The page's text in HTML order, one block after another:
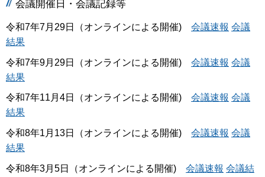
会議開催日・会議記録等
令和7年7月29日（オンラインによる開催) 会議速報 会議
結果
令和7年9月29日（オンラインによる開催) 会議速報 会議
結果
令和7年11月4日（オンラインによる開催) 会議速報 会議
結果
令和8年1月13日（オンラインによる開催) 会議速報 会議
結果
令和8年3月5日（オンラインによる開催) 会議速報 会議結